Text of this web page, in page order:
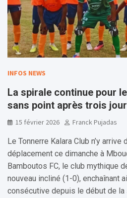
INFOS NEWS
La spirale continue pour
sans point après trois
15 février 2026 Franck Pujadas
Le Tonnerre Kalara Club n’y arrive
déplacement ce dimanche à
Bamboutos FC, le club mythique
nouveau incliné (1-0), enchaînant
consécutive depuis le début de la